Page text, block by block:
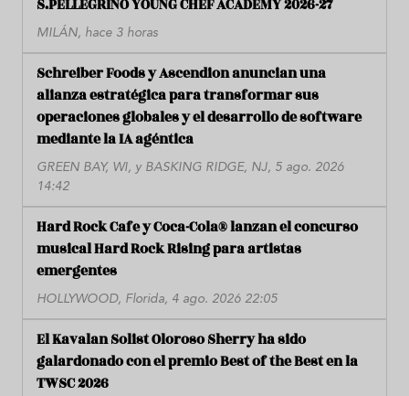
S.PELLEGRINO YOUNG CHEF ACADEMY 2026-27
MILÁN, hace 3 horas
Schreiber Foods y Ascendion anuncian una
alianza estratégica para transformar sus
operaciones globales y el desarrollo de software
mediante la IA agéntica
GREEN BAY, WI, y BASKING RIDGE, NJ, 5 ago. 2026
14:42
Hard Rock Cafe y Coca-Cola® lanzan el concurso
musical Hard Rock Rising para artistas
emergentes
HOLLYWOOD, Florida, 4 ago. 2026 22:05
El Kavalan Solist Oloroso Sherry ha sido
galardonado con el premio Best of the Best en la
TWSC 2026